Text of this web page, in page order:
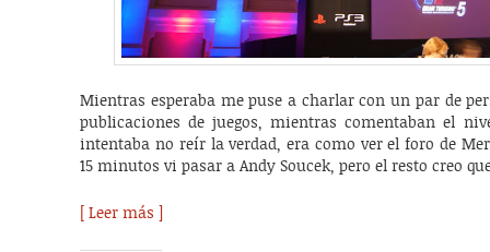
Mientras esperaba me puse a charlar con un par de
publicaciones de juegos, mientras comentaban el
intentaba no reír la verdad, era como ver el foro de
15 minutos vi pasar a Andy Soucek, pero el resto creo
[ Leer más ]